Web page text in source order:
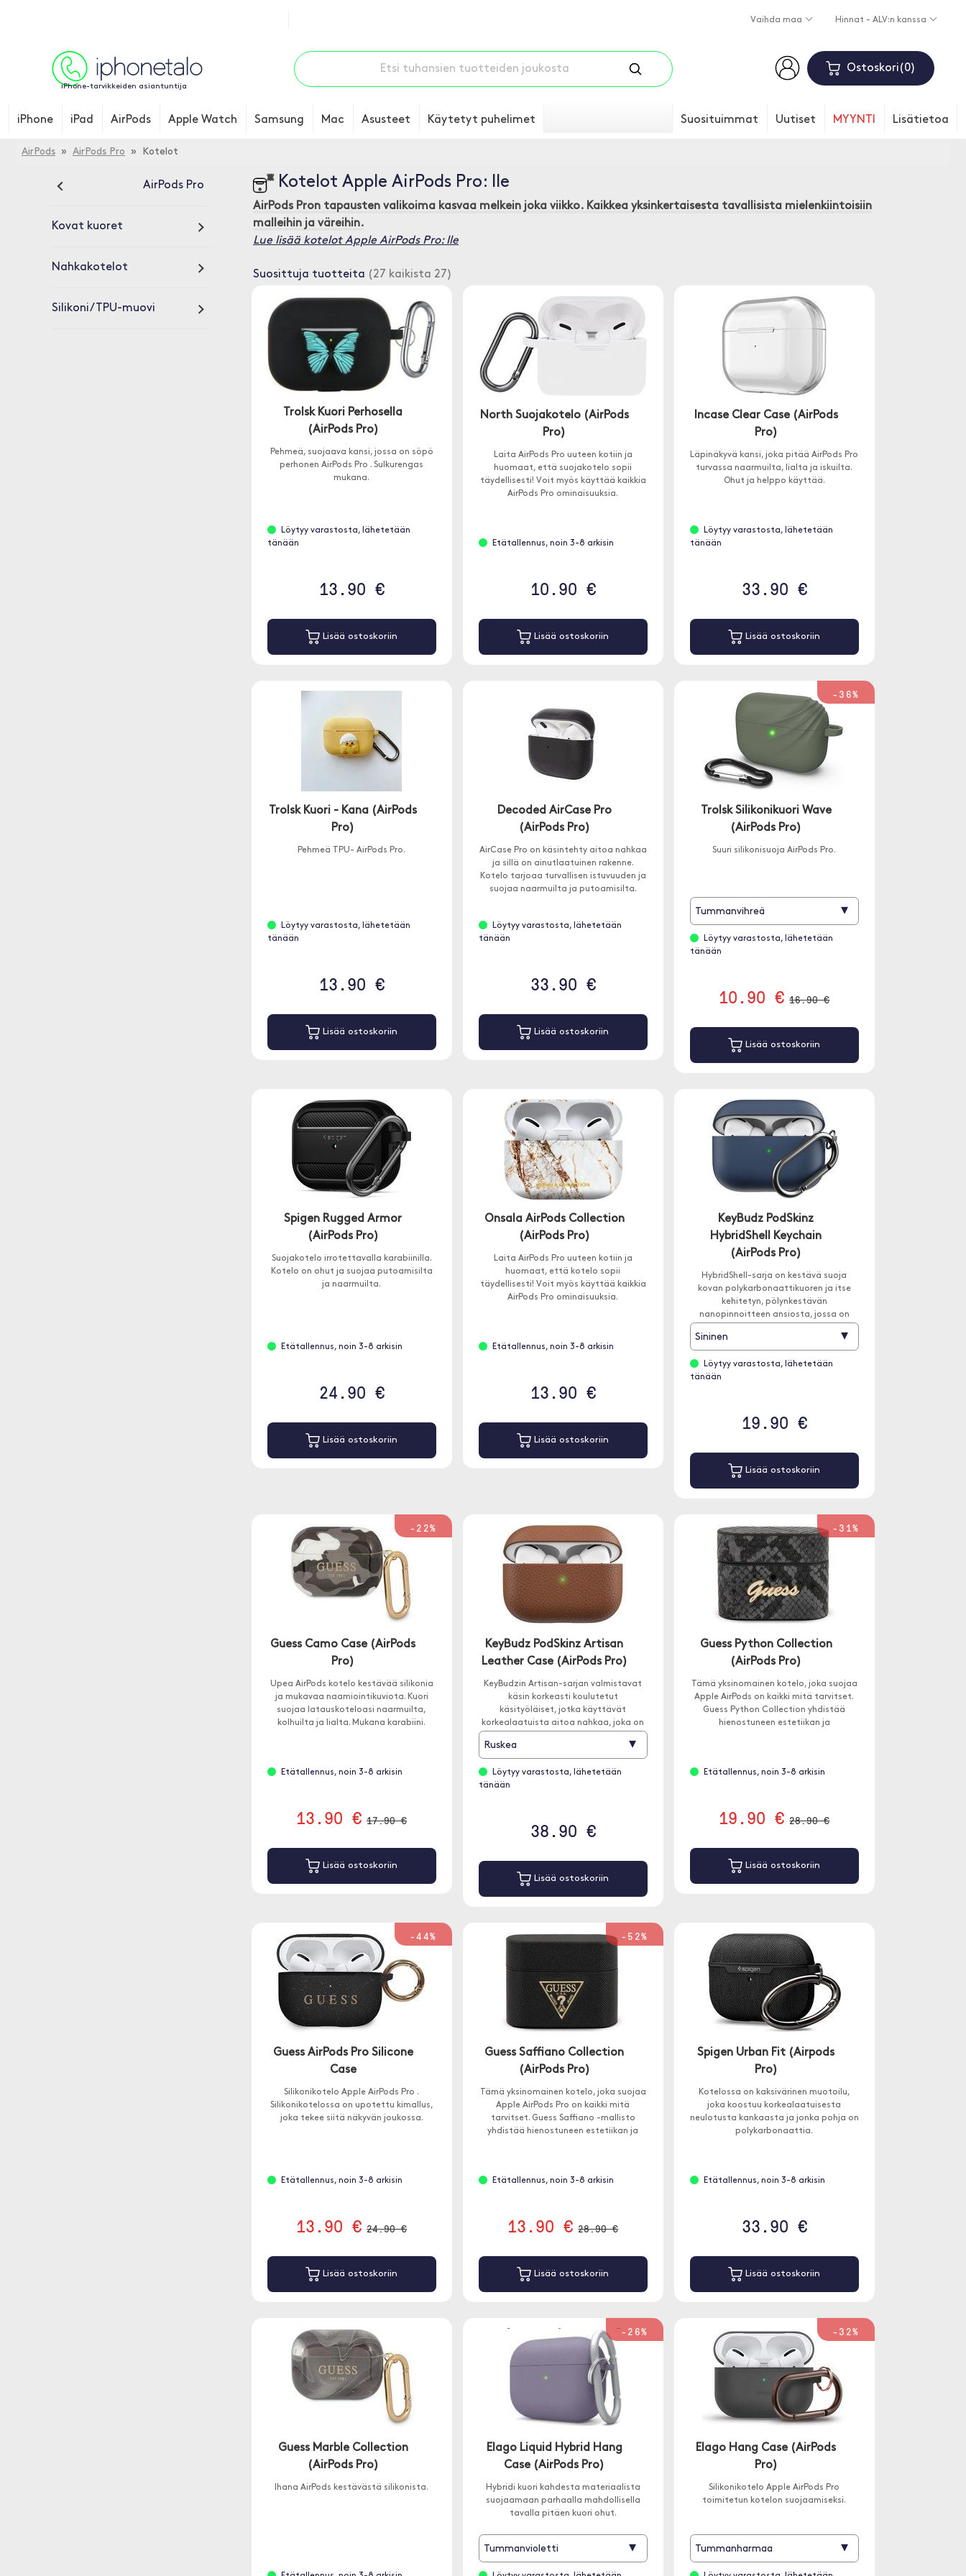
Vaihda maa Hinnat - ALV:n kanssa
iPhone-tarvikkeiden asiantuntija
Ostoskori 0
iPhone iPad AirPods Apple Watch Samsung Mac Asusteet Käytetyt puhelimet Suosituimmat Uutiset MYYNTI Lisätietoa
AirPods » AirPods Pro » Kotelot
AirPods Pro
Kovat kuoret
Nahkakotelot
Silikoni/TPU-muovi
Kotelot Apple AirPods Pro: lle
AirPods Pron tapausten valikoima kasvaa melkein joka viikko. Kaikkea yksinkertaisesta tavallisista mielenkiintoisiin
malleihin ja väreihin.
Lue lisää kotelot Apple AirPods Pro: lle
Suosittuja tuotteita (27 kaikista 27)
Trolsk Kuori Perhosella
(AirPods Pro)
Pehmeä, suojaava kansi, jossa on söpö
perhonen AirPods Pro . Sulkurengas
mukana.
Löytyy varastosta, lähetetään
tänään
13.90 €
Lisää ostoskoriin
North Suojakotelo (AirPods
Pro)
Laita AirPods Pro uuteen kotiin ja
huomaat, että suojakotelo sopii
täydellisesti! Voit myös käyttää kaikkia
AirPods Pro ominaisuuksia.
Etätallennus, noin 3-8 arkisin
10.90 €
Lisää ostoskoriin
Incase Clear Case (AirPods
Pro)
Läpinäkyvä kansi, joka pitää AirPods Pro
turvassa naarmuilta, lialta ja iskuilta.
Ohut ja helppo käyttää.
Löytyy varastosta, lähetetään
tänään
33.90 €
Lisää ostoskoriin
Trolsk Kuori - Kana (AirPods
Pro)
Pehmeä TPU- AirPods Pro.
Löytyy varastosta, lähetetään
tänään
13.90 €
Lisää ostoskoriin
Decoded AirCase Pro
(AirPods Pro)
AirCase Pro on käsintehty aitoa nahkaa
ja sillä on ainutlaatuinen rakenne.
Kotelo tarjoaa turvallisen istuvuuden ja
suojaa naarmuilta ja putoamisilta.
putoamisilta.
Löytyy varastosta, lähetetään
tänään
33.90 €
Lisää ostoskoriin
-36%
Trolsk Silikonikuori Wave
(AirPods Pro)
Suuri silikonisuoja AirPods Pro.
Tummanvihreä ▾
Löytyy varastosta, lähetetään
tänään
10.90 € 16.90 €
Lisää ostoskoriin
Spigen Rugged Armor
(AirPods Pro)
Suojakotelo irrotettavalla karabiinilla.
Kotelo on ohut ja suojaa putoamisilta
ja naarmuilta.
Etätallennus, noin 3-8 arkisin
24.90 €
Lisää ostoskoriin
Onsala AirPods Collection
(AirPods Pro)
Laita AirPods Pro uuteen kotiin ja
huomaat, että kotelo sopii
täydellisesti! Voit myös käyttää kaikkia
AirPods Pro ominaisuuksia.
Etätallennus, noin 3-8 arkisin
13.90 €
Lisää ostoskoriin
KeyBudz PodSkinz
HybridShell Keychain
(AirPods Pro)
HybridShell-sarja on kestävä suoja
kovan polykarbonaattikuoren ja itse
kehitetyn, pölynkestävän
nanopinnoitteen ansiosta, jossa on
Sininen ▾
Löytyy varastosta, lähetetään
tänään
19.90 €
Lisää ostoskoriin
-22%
Guess Camo Case (AirPods
Pro)
Upea AirPods kotelo kestävää silikonia
ja mukavaa naamiointikuviota. Kuori
suojaa latauskoteloasi naarmuilta,
kolhuilta ja lialta. Mukana karabiini.
Etätallennus, noin 3-8 arkisin
13.90 € 17.90 €
Lisää ostoskoriin
KeyBudz PodSkinz Artisan
Leather Case (AirPods Pro)
KeyBudzin Artisan-sarjan valmistavat
käsin korkeasti koulutetut
käsityöläiset, jotka käyttävät
korkealaatuista aitoa nahkaa, joka on
Ruskea ▾
Löytyy varastosta, lähetetään
tänään
38.90 €
Lisää ostoskoriin
-31%
Guess Python Collection
(AirPods Pro)
Tämä yksinomainen kotelo, joka suojaa
Apple AirPods on kaikki mitä tarvitset.
Guess Python Collection yhdistää
hienostuneen estetiikan ja
Etätallennus, noin 3-8 arkisin
19.90 € 28.90 €
Lisää ostoskoriin
-44%
Guess AirPods Pro Silicone
Case
Silikonikotelo Apple AirPods Pro .
Silikonikotelossa on upotettu kimallus,
joka tekee siitä näkyvän joukossa.
Etätallennus, noin 3-8 arkisin
13.90 € 24.90 €
Lisää ostoskoriin
-52%
Guess Saffiano Collection
(AirPods Pro)
Tämä yksinomainen kotelo, joka suojaa
Apple AirPods Pro on kaikki mitä
tarvitset. Guess Saffiano -mallisto
yhdistää hienostuneen estetiikan ja
Etätallennus, noin 3-8 arkisin
13.90 € 28.90 €
Lisää ostoskoriin
Spigen Urban Fit (Airpods
Pro)
Kotelossa on kaksivärinen muotoilu,
joka koostuu korkealaatuisesta
neulotusta kankaasta ja jonka pohja on
polykarbonaattia.
Etätallennus, noin 3-8 arkisin
33.90 €
Lisää ostoskoriin
Guess Marble Collection
(AirPods Pro)
Ihana AirPods kestävästä silikonista.
-26%
Elago Liquid Hybrid Hang
Case (AirPods Pro)
Hybridi kuori kahdesta materiaalista
suojaamaan parhaalla mahdollisella
tavalla pitäen kuori ohut.
Tummanvioletti ▾
-32%
Elago Hang Case (AirPods
Pro)
Silikonikotelo Apple AirPods Pro
toimitetun kotelon suojaamiseksi.
Tummanharmaa ▾